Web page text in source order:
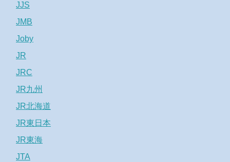
JJS
JMB
Joby
JR
JRC
JR九州
JR北海道
JR東日本
JR東海
JTA